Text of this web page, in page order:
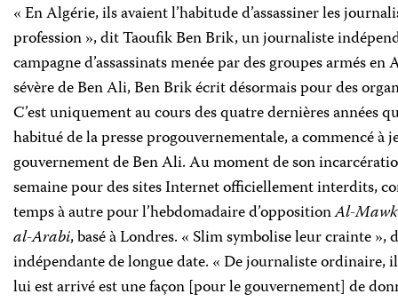
« En Algérie, ils avaient l’habitude d’assassiner les
profession », dit Taoufik Ben Brik, un journaliste
campagne d’assassinats menée par des groupes armés
sévère de Ben Ali, Ben Brik écrit désormais pour des
C’est uniquement au cours des quatre dernières années
habitué de la presse progouvernementale, a commencé
gouvernement de Ben Ali. Au moment de son
semaine pour des sites Internet officiellement interdits,
temps à autre pour l’hebdomadaire d’oppositionAl-
al-Arabi, basé à Londres. « Slim symbolise leur crainte
indépendante de longue date. « De journaliste ordinaire,
lui est arrivé est une façon [pour le gouvernement] de